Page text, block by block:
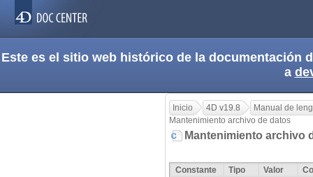
Este es el sitio web histórico de la documentación
a
Inicio 4D v19.8
Manual de
Mantenimiento archivo de datos
Mantenimiento archivo
Constante Tipo Valor